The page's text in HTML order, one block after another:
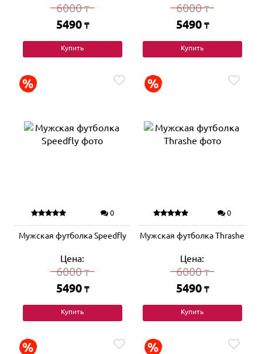
6000₸
5490 ₸
Купить
6000₸
5490 ₸
Купить
0
Мужская футболка Speedfly
Цена:
6000₸
5490 ₸
Купить
0
Мужская футболка Thrashe
Цена:
6000₸
5490 ₸
Купить